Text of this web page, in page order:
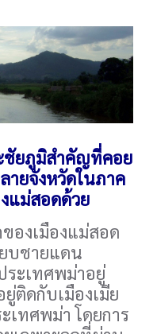
ชัยภูมิสำคัญที่คอย
ายจังหวัดในภาค
แม่สอดด้วย
งเมืองแม่สอด
บชายแดน
ระเทศพม่าอยู่
ติดกับเมืองเมีย
เทศพม่า โดยการ